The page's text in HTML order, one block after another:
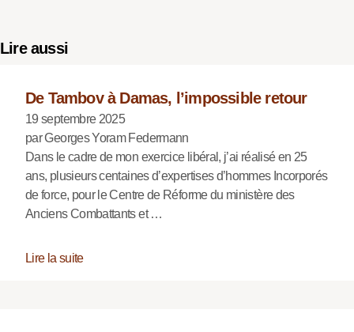
Lire aussi
De Tambov à Damas, l’impossible retour
19 septembre 2025
par Georges Yoram Federmann
Dans le cadre de mon exercice libéral, j’ai réalisé en 25
ans, plusieurs centaines d’expertises d’hommes Incorporés
de force, pour le Centre de Réforme du ministère des
Anciens Combattants et …
Lire la suite